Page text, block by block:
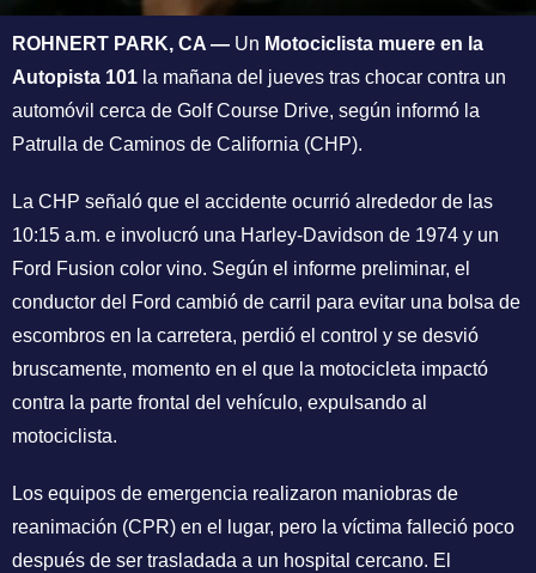
ROHNERT PARK, CA — Un Motociclista muere en la
Autopista 101 la mañana del jueves tras chocar contra un
automóvil cerca de Golf Course Drive, según informó la
Patrulla de Caminos de California (CHP).
La CHP señaló que el accidente ocurrió alrededor de las
10:15 a.m. e involucró una Harley-Davidson de 1974 y un
Ford Fusion color vino. Según el informe preliminar, el
conductor del Ford cambió de carril para evitar una bolsa de
escombros en la carretera, perdió el control y se desvió
bruscamente, momento en el que la motocicleta impactó
contra la parte frontal del vehículo, expulsando al
motociclista.
Los equipos de emergencia realizaron maniobras de
reanimación (CPR) en el lugar, pero la víctima falleció poco
después de ser trasladada a un hospital cercano. El